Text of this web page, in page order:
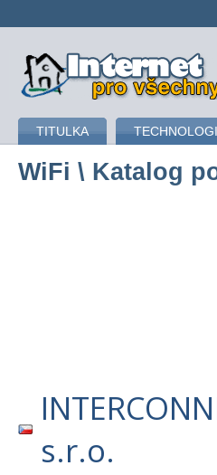
připojení k internetu
TITULKA
WiFi \ Katalog
s.r.o.